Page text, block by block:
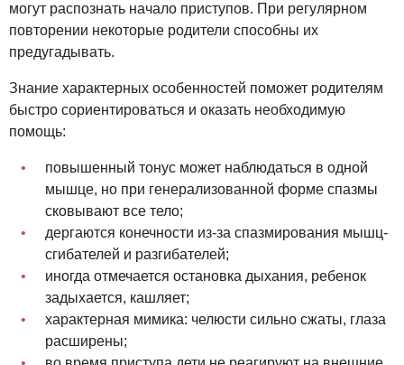
могут распознать начало приступов. При регулярном
повторении некоторые родители способны их
предугадывать.
Знание характерных особенностей поможет родителям
быстро сориентироваться и оказать необходимую
помощь:
повышенный тонус может наблюдаться в одной
мышце, но при генерализованной форме спазмы
сковывают все тело;
дергаются конечности из-за спазмирования мышц-
сгибателей и разгибателей;
иногда отмечается остановка дыхания, ребенок
задыхается, кашляет;
характерная мимика: челюсти сильно сжаты, глаза
расширены;